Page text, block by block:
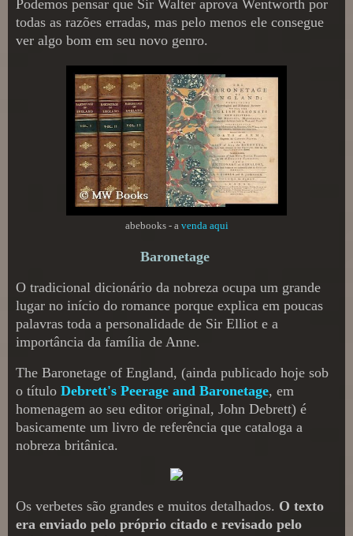
Podemos pensar que Sir Walter aprova Wentworth por
todas as razões erradas, mas pelo menos ele consegue
ver algo bom em seu novo genro.
abebooks - a venda aqui
Baronetage
O tradicional dicionário da nobreza ocupa um grande
lugar no início do romance porque explica em poucas
palavras toda a personalidade de Sir Elliot e a
importância da família de Anne.
The Baronetage of England, (ainda publicado hoje sob
o título Debrett's Peerage and Baronetage, em
homenagem ao seu editor original, John Debrett) é
basicamente um livro de referência que cataloga a
nobreza britânica.
Os verbetes são grandes e muitos detalhados. O texto
era enviado pelo próprio citado e revisado pelo